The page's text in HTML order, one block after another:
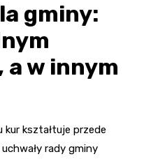
gminy:
a w innym
kształtuje przede
rady gminy